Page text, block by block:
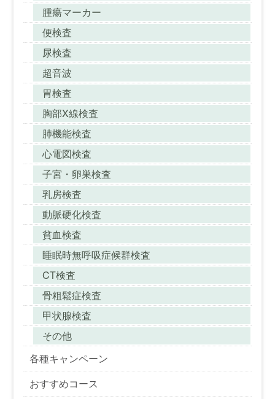
腫瘍マーカー
便検査
尿検査
超音波
胃検査
胸部X線検査
肺機能検査
心電図検査
子宮・卵巣検査
乳房検査
動脈硬化検査
貧血検査
睡眠時無呼吸症候群検査
CT検査
骨粗鬆症検査
甲状腺検査
その他
各種キャンペーン
おすすめコース